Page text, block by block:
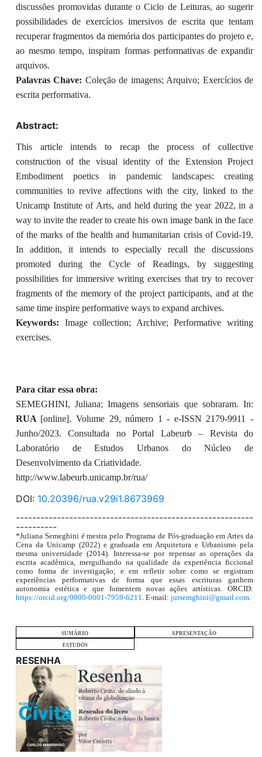
discussões promovidas durante o Ciclo de Leituras, ao sugerir
possibilidades de exercícios imersivos de escrita que tentam
recuperar fragmentos da memória dos participantes do projeto e,
ao mesmo tempo, inspiram formas performativas de expandir
arquivos.
Palavras Chave: Coleção de imagens; Arquivo; Exercícios de
escrita performativa.
Abstract:
This article intends to recap the process of collective
construction of the visual identity of the Extension Project
Embodiment poetics in pandemic landscapes: creating
communities to revive affections with the city, linked to the
Unicamp Institute of Arts, and held during the year 2022, in a
way to invite the reader to create his own image bank in the face
of the marks of the health and humanitarian crisis of Covid-19.
In addition, it intends to especially recall the discussions
promoted during the Cycle of Readings, by suggesting
possibilities for immersive writing exercises that try to recover
fragments of the memory of the project participants, and at the
same time inspire performative ways to expand archives.
Keywords: Image collection; Archive; Performative writing
exercises.
Para citar essa obra:
SEMEGHINI, Juliana; Imagens sensoriais que sobraram. In:
RUA [online]. Volume 29, número 1 - e-ISSN 2179-9911 -
Junho/2023. Consultada no Portal Labeurb – Revista do
Laboratório de Estudos Urbanos do Núcleo de
Desenvolvimento da Criatividade.
http://www.labeurb.unicamp.br/rua/
DOI: 10.20396/rua.v29i1.8673969
----------------------------------------------------------
----------
*Juliana Semeghini é mestra pelo Programa de Pós-graduação em Artes da
Cena da Unicamp (2022) e graduada em Arquitetura e Urbanismo pela
mesma universidade (2014). Interessa-se por repensar as operações da
escrita acadêmica, mergulhando na qualidade da experiência ficcional
como forma de investigação; e em refletir sobre como se registram
experiências performativas de forma que essas escrituras ganhem
autonomia estética e que fomentem novas ações artísticas. ORCID:
https://orcid.org/0000-0001-7959-6211 . E-mail: jursemghini@gmail.com.
SUMÁRIO
APRESENTAÇÃO
ESTUDOS
RESENHA